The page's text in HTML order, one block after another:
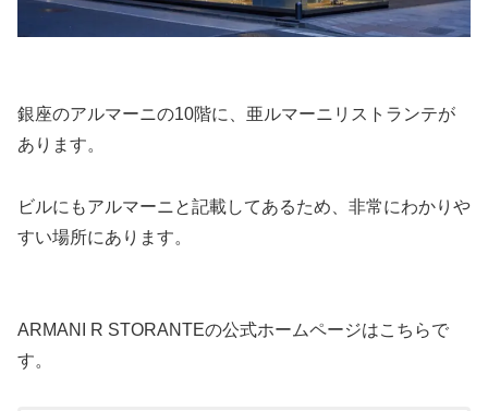
銀座のアルマーニの10階に、亜ルマーニリストランテが
あります。
ビルにもアルマーニと記載してあるため、非常にわかりや
すい場所にあります。
ARMANI R STORANTEの公式ホームページはこちらで
す。